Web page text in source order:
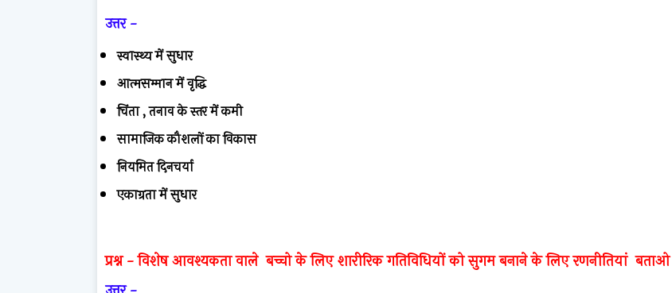
उत्तर -
स्वास्थ्य में सुधार
आत्मसम्मान में वृद्धि
चिंता , तनाव के स्तर में कमी
सामाजिक कौशलों का विकास
नियमित दिनचर्या
एकाग्रता में सुधार
प्रश्न -विशेष आवश्यकता वाले बच्चो के लिए शारीरिक गतिविधियों को सुगम बनाने के लिए रणनीतियां बताओ